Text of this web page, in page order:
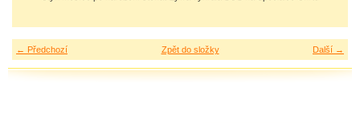
← Předchozí Další →
Zpět do složky